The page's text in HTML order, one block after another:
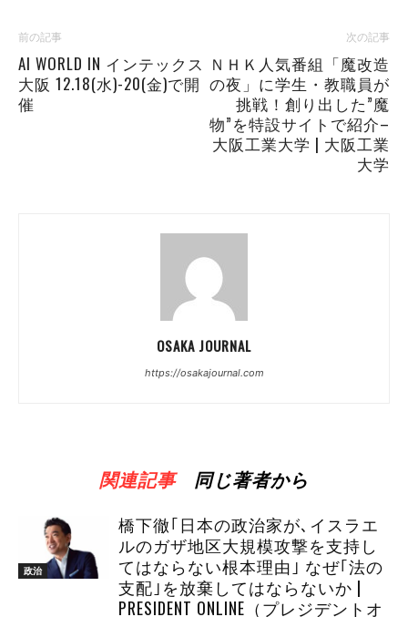
前の記事
AI WORLD IN インテックス
大阪 12.18(水)-20(金)で開
催
次の記事
ＮＨＫ人気番組「魔改造
の夜」に学生・教職員が
挑戦！創り出した”魔
物”を特設サイトで紹介–
大阪工業大学 | 大阪工業
大学
OSAKA JOURNAL
https://osakajournal.com
関連記事 同じ著者から
政治
橋下徹｢日本の政治家が､イスラエ
ルのガザ地区大規模攻撃を支持し
てはならない根本理由｣ なぜ｢法の
支配｣を放棄してはならないか |
PRESIDENT ONLINE（プレジデントオ